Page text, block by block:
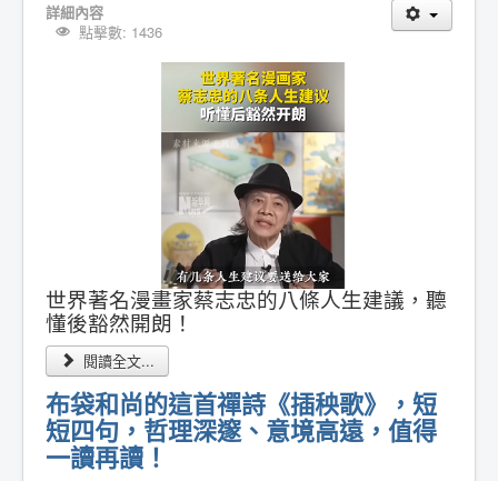
詳細內容
點擊數: 1436
世界著名漫畫家蔡志忠的八條人生建議，聽
懂後豁然開朗！
閱讀全文...
布袋和尚的這首禪詩《插秧歌》，短
短四句，哲理深邃、意境高遠，值得
一讀再讀！